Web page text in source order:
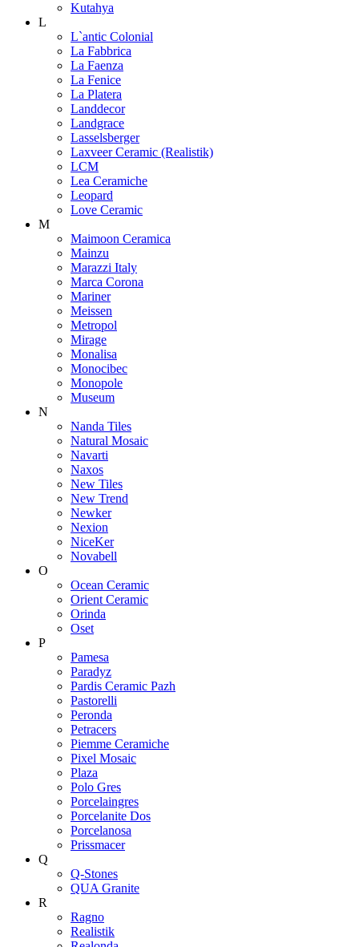
Kutahya
L
L`antic Colonial
La Fabbrica
La Faenza
La Fenice
La Platera
Landdecor
Landgrace
Lasselsberger
Laxveer Ceramic (Realistik)
LCM
Lea Ceramiche
Leopard
Love Ceramic
M
Maimoon Ceramica
Mainzu
Marazzi Italy
Marca Corona
Mariner
Meissen
Metropol
Mirage
Monalisa
Monocibec
Monopole
Museum
N
Nanda Tiles
Natural Mosaic
Navarti
Naxos
New Tiles
New Trend
Newker
Nexion
NiceKer
Novabell
O
Ocean Ceramic
Orient Ceramic
Orinda
Oset
P
Pamesa
Paradyz
Pardis Ceramic Pazh
Pastorelli
Peronda
Petracers
Piemme Ceramiche
Pixel Mosaic
Plaza
Polo Gres
Porcelaingres
Porcelanite Dos
Porcelanosa
Prissmacer
Q
Q-Stones
QUA Granite
R
Ragno
Realistik